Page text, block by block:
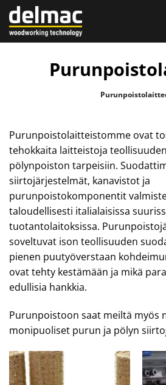
Skip
content
Purunpoistolaitteistomme ovat
tehokkaita laitteistoja
pölynpoiston tarpeisiin.
siirtojärjestelmät, kanavistot ja
purunpoistokomponentit
taloudellisesti italialaisissa
tuotantolaitoksissa.
soveltuvat ison teollisuuden
pienen puutyöverstaan
ovat tehty kestämään ja mikä
edullisia hankkia.
Purunpoistoon saat meiltä myös
monipuoliset purun ja pölyn